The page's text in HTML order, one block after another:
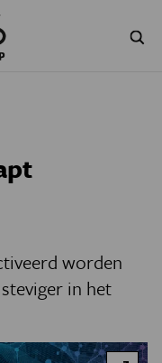
AGENDA
worden
in het